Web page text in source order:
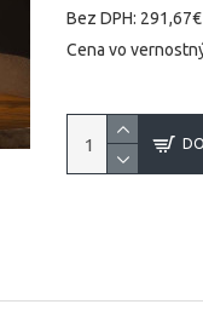
Bez DPH: 291,67€
Cena vo